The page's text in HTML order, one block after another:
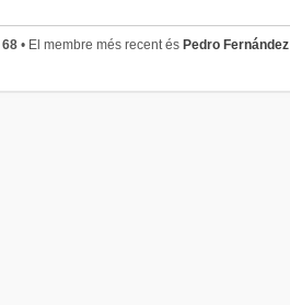
68• El membre més recent és Pedro Fernández